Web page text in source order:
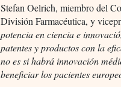
Stefan Oelrich, miembro del
División Farmacéutica, y
potencia en ciencia e
patentes y productos con la
no es si habrá innovación
beneficiar los pacientes